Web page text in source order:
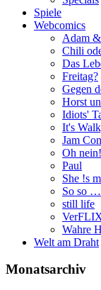
Spiele
Webcomics
Adam
Chili
Das
Freitag?
Gegen
Horst
Idiots'
It's
Jam
Oh
Paul
She !s
So so
still life
Wahre
Welt am Draht
Monatsarchiv